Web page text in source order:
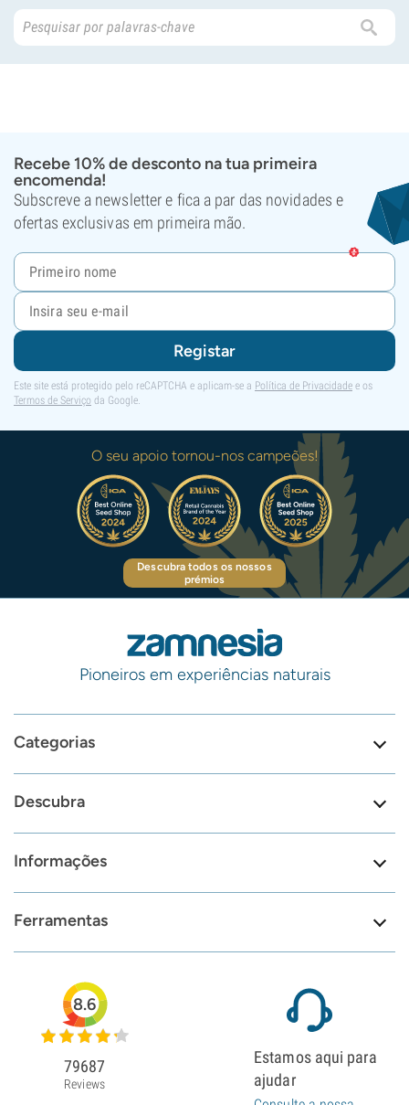
Recebe 10% de desconto na tua primeira
encomenda!
Subscreve a newsletter e fica a par das novidades e
ofertas exclusivas em primeira mão.
Registar
Este site está protegido pelo reCAPTCHA e aplicam-se a Política de Privacidade e os
Termos de Serviço da Google.
O seu apoio tornou-nos campeões!
Descubra todos os nossos
prémios
Pioneiros em experiências naturais
Categorias
Descubra
Informações
Ferramentas
8.6
79687
Reviews
Estamos aqui para
ajudar